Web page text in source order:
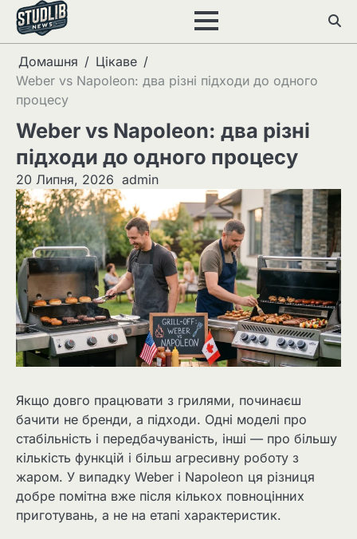
Перейти
вмісту
Домашня
Цікаве
Weber vs Napoleon: два різні підходи до одного
процесу
Weber vs Napoleon: два різні
підходи до одного процесу
20 Липня, 2026 admin
Якщо довго працювати з грилями, починаєш
бачити не бренди, а підходи. Одні моделі про
стабільність і передбачуваність, інші — про більшу
кількість функцій і більш агресивну роботу з
жаром. У випадку Weber і Napoleon ця різниця
добре помітна вже після кількох повноцінних
приготувань, а не на етапі характеристик.